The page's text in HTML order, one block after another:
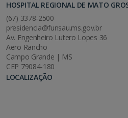
HOSPITAL REGIONAL DE MATO
(67) 3378-2500
presidencia@funsau.ms.gov.br
Av. Engenheiro Lutero Lopes 36
Aero Rancho
Campo Grande | MS
CEP 79084-180
LOCALIZAÇÃO